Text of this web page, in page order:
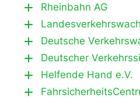
Rheinbahn AG
Deutsche
Deutscher
Helfende Hand e.V.